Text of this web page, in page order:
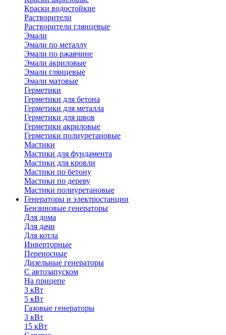
Краски водостойкие
Растворители
Растворители глянцевые
Эмали
Эмали по металлу
Эмали по ржавчине
Эмали акриловые
Эмали глянцевые
Эмали матовые
Герметики
Герметики для бетона
Герметики для металла
Герметики для швов
Герметики акриловые
Герметики полиуретановые
Мастики
Мастики для фундамента
Мастики для кровли
Мастики по бетону
Мастики по дереву
Мастики полиуретановые
Генераторы и электростанции
Бензиновые генераторы
Для дома
Для дачи
Для котла
Инверторные
Переносные
Дизельные генераторы
С автозапуском
На прицепе
3 кВт
5 кВт
Газовые генераторы
3 кВт
15 кВт